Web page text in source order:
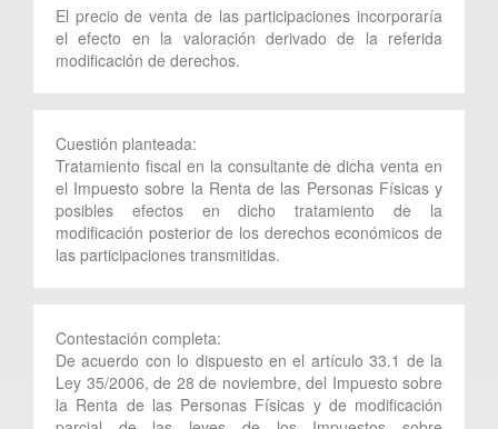
El precio de venta de las participaciones incorporaría
el efecto en la valoración derivado de la referida
modificación de derechos.
Cuestión planteada:
Tratamiento fiscal en la consultante de dicha venta en
el Impuesto sobre la Renta de las Personas Físicas y
posibles efectos en dicho tratamiento de la
modificación posterior de los derechos económicos de
las participaciones transmitidas.
Contestación completa:
De acuerdo con lo dispuesto en el artículo 33.1 de la
Ley 35/2006, de 28 de noviembre, del Impuesto sobre
la Renta de las Personas Físicas y de modificación